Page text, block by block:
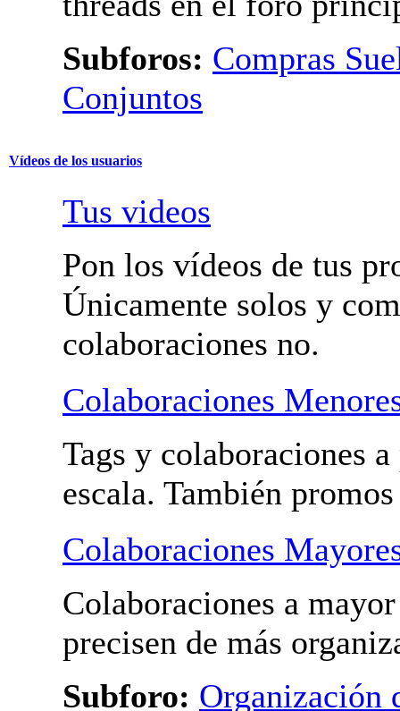
Trades - Comprar,
intercambiar bolis.
threads en el foro
Subforos:
Pedidos Conjuntos
Vídeos de los usuarios
Tus videos
Pon los vídeos de tus
Únicamente solos y
colaboraciones no.
Colaboraciones
Tags y colaboraciones a
escala. También
Colaboraciones